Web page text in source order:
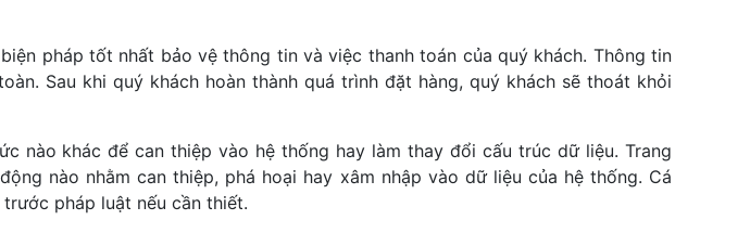
pháp tốt nhất bảo vệ thông tin và việc thanh toán của quý khách. Thông tin
Sau khi quý khách hoàn thành quá trình đặt hàng, quý khách sẽ thoát khỏi
nào khác để can thiệp vào hệ thống hay làm thay đổi cấu trúc dữ liệu. Trang
nào nhằm can thiệp, phá hoại hay xâm nhập vào dữ liệu của hệ thống. Cá
pháp luật nếu cần thiết.